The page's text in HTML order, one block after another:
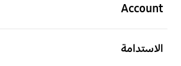
Account
الاستدامة